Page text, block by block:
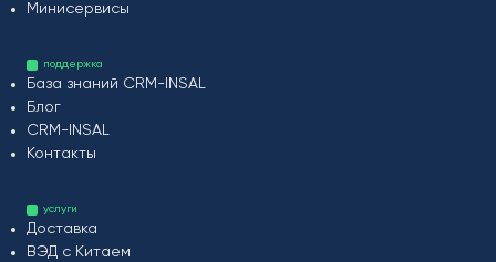
Минисервисы
поддержка
База знаний CRM-INSAL
Блог
CRM-INSAL
Контакты
услуги
Доставка
ВЭД с Китаем